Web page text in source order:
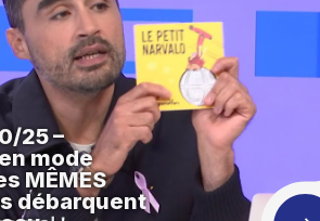
25 –
mode
MÊMES
débarquent